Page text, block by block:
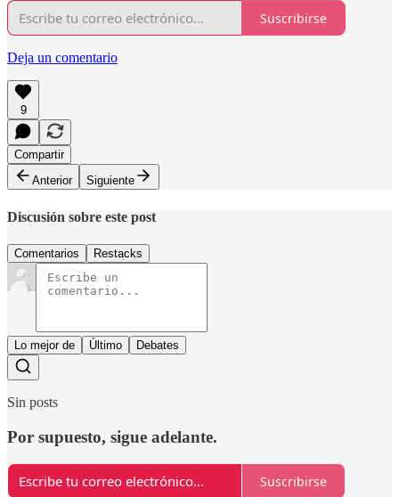
Suscribirse
Deja un comentario
9
Compartir
Anterior
Siguiente
Discusión sobre este post
Comentarios Restacks
Lo mejor de Último Debates
Sin posts
Por supuesto, sigue adelante.
Suscribirse